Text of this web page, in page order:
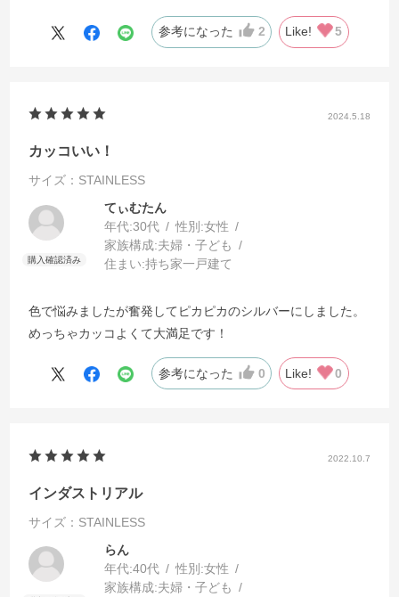
参考になった 2 Like! 5
2024.5.18
カッコいい！
サイズ：STAINLESS
てぃむたん
年代:30代 性別:女性
家族構成:夫婦・子ども
住まい:持ち家一戸建て
色で悩みましたが奮発してピカピカのシルバーにしました。
めっちゃカッコよくて大満足です！
参考になった 0 Like! 0
2022.10.7
インダストリアル
サイズ：STAINLESS
らん
年代:40代 性別:女性
家族構成:夫婦・子ども